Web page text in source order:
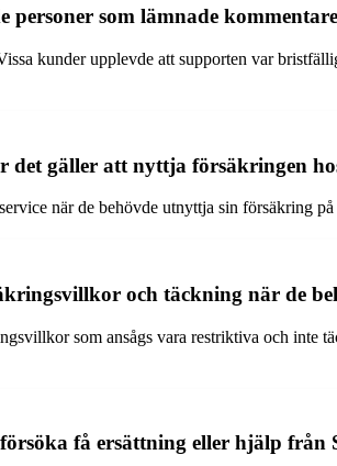
personer som lämnade
kunder upplevde att supporten var
gäller att nyttja försäkringen
när de behövde utnyttja sin försäkring
och täckning när de
som ansågs vara restriktiva och inte
få ersättning eller hjälp från